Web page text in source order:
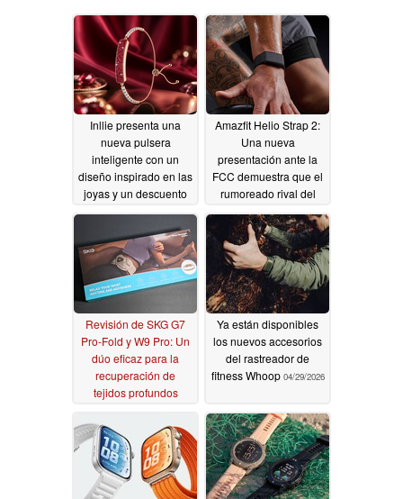
Inllie presenta una
nueva pulsera
inteligente con un
diseño inspirado en las
joyas y un descuento
06/09/2026
Amazfit Helio Strap 2:
Una nueva
presentación ante la
FCC demuestra que el
rumoreado rival del
camino05/28/2026
Revisión de SKG G7
Pro-Fold y W9 Pro: Un
dúo eficaz para la
recuperación de
tejidos profundos
Ya están disponibles
los nuevos accesorios
del rastreador de
fitness Whoop 04/29/2026